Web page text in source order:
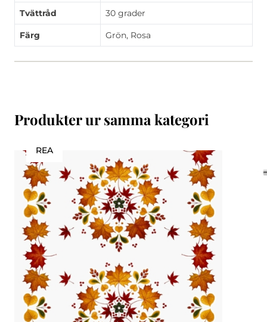
Tvättråd 30 grader
Färg Grön, Rosa
Produkter ur samma kategori
REA